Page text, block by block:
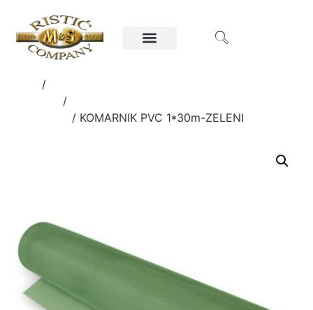
/
/
/ KOMARNIK PVC 1*30m-ZELENI